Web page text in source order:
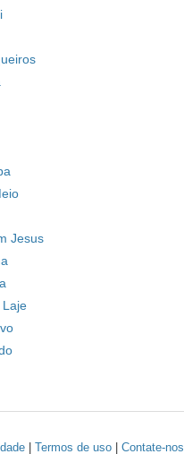
Jesus
| Termos de uso| Contate-nos